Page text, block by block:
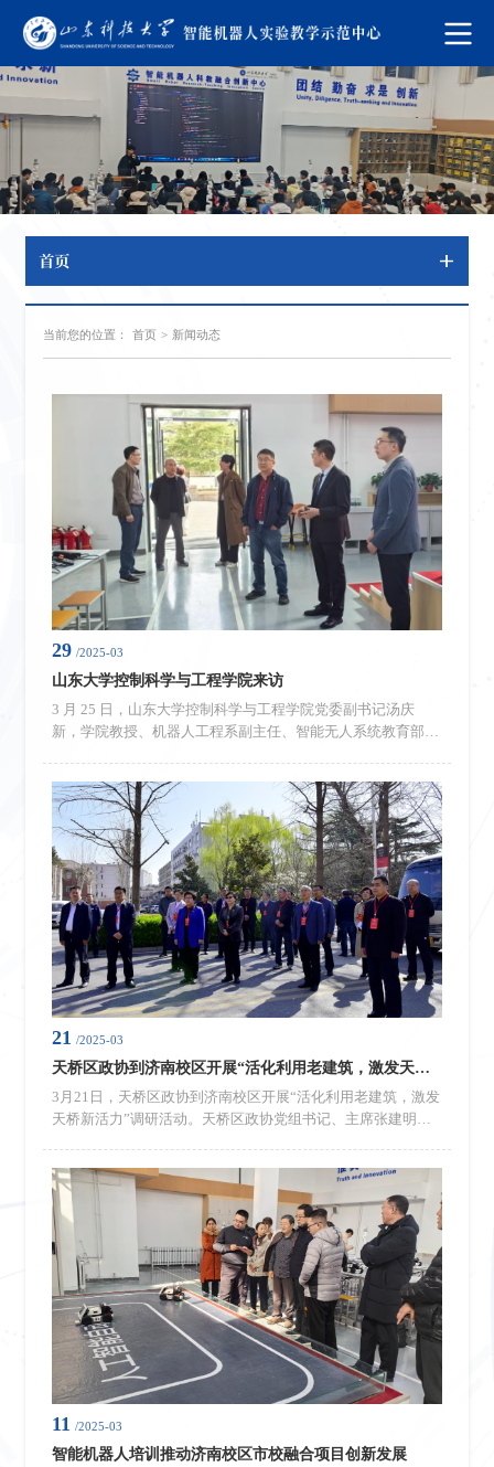
首页
当前您的位置： 首页 > 新闻动态
29 /2025-03
山东大学控制科学与工程学院来访
3 月 25 日，山东大学控制科学与工程学院党委副书记汤庆
新，学院教授、机器人工程系副主任、智能无人系统教育部工
任刘国栋，教务部副主任朱其刚、范明芳，智能机器人科教融
合创新中心主任张帅帅参加交流活动。郭加书对汤庆新一行到
来表示热烈欢迎，并围绕山东科技大学济南校区的学科布局、
师资队伍建设、人才培...
21 /2025-03
天桥区政协到济南校区开展“活化利用老建筑，激发天桥新活力”调研活动
3月21日，天桥区政协到济南校区开展“活化利用老建筑，激发
天桥新活力”调研活动。天桥区政协党组书记、主席张建明，
书记梁赛江、管委副主任孙国强接待了张建明一行。张建明一
行先后到校区两栋历史建筑进行实地调研，现场听取校区简
介，深入了解历史建筑的深厚历史底蕴、实用功能、建筑保护
与活化利用等情况，并...
11 /2025-03
智能机器人培训推动济南校区市校融合项目创新发展